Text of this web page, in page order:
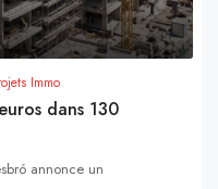
Immo
dans 130
annonce un